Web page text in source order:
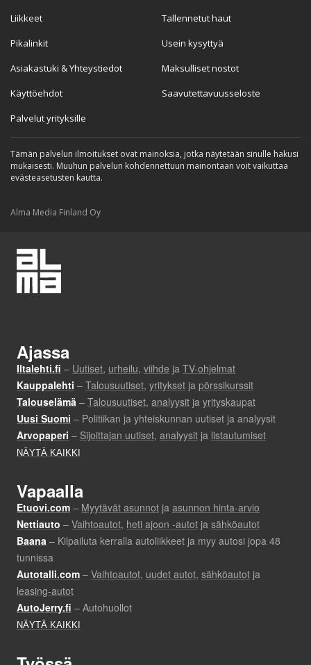
Liikkeet
Pikalinkit
Asiakastuki & Yhteystiedot
Käyttöehdot
Palvelut yrityksille
Tallennetut haut
Usein kysyttyä
Maksulliset nostot
Saavutettavuusseloste
Tämän palvelun ilmoitukset ovat mainoksia, jotka näytetään sinulle hakusi
mukaisesti. Muuhun palvelun kohdennettuun mainontaan voit vaikuttaa
evästeasetusten kautta.
Alma Media Finland Oy